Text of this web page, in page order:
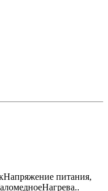
питания,